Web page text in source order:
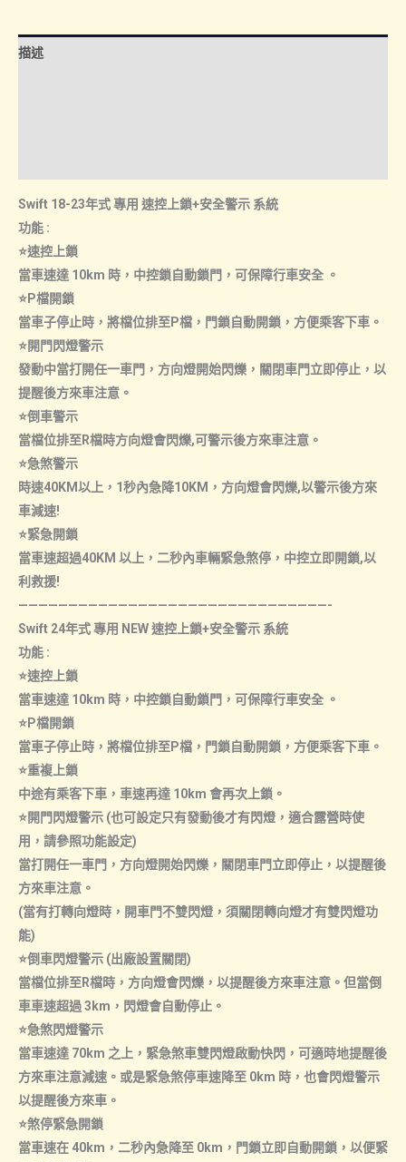
控
示
數
量
描述
Swift 18-23年式 專用 速控上鎖+安全警示 系統
功能 :
⭐速控上鎖
當車速達 10km 時，中控鎖自動鎖門，可保障行車安全 。
⭐P檔開鎖
當車子停止時，將檔位排至P檔，門鎖自動開鎖，方便乘客下車。
⭐開門閃燈警示
發動中當打開任一車門，方向燈開始閃爍，關閉車門立即停止，以
提醒後方來車注意。
⭐倒車警示
當檔位排至R檔時方向燈會閃爍,可警示後方來車注意。
⭐急煞警示
時速40KM以上，1秒內急降10KM，方向燈會閃爍,以警示後方來
車減速!
⭐緊急開鎖
當車速超過40KM 以上，二秒內車輛緊急煞停，中控立即開鎖,以
利救援!
———————————————————————————————-
Swift 24年式 專用 NEW 速控上鎖+安全警示 系統
功能 :
⭐速控上鎖
當車速達 10km 時，中控鎖自動鎖門，可保障行車安全 。
⭐P檔開鎖
當車子停止時，將檔位排至P檔，門鎖自動開鎖，方便乘客下車。
⭐重複上鎖
中途有乘客下車，車速再達 10km 會再次上鎖。
⭐開門閃燈警示 (也可設定只有發動後才有閃燈，適合露營時使
用，請參照功能設定)
當打開任一車門，方向燈開始閃爍，關閉車門立即停止，以提醒後
方來車注意。
(當有打轉向燈時，開車門不雙閃燈，須關閉轉向燈才有雙閃燈功
能)
⭐倒車閃燈警示 (出廠設置關閉)
當檔位排至R檔時，方向燈會閃爍，以提醒後方來車注意。但當倒
車車速超過 3km，閃燈會自動停止。
⭐急煞閃燈警示
當車速達 70km 之上，緊急煞車雙閃燈啟動快閃，可適時地提醒後
方來車注意減速。或是緊急煞停車速降至 0km 時，也會閃燈警示
以提醒後方來車。
⭐煞停緊急開鎖
當車速在 40km，二秒內急降至 0km，門鎖立即自動開鎖，以便緊